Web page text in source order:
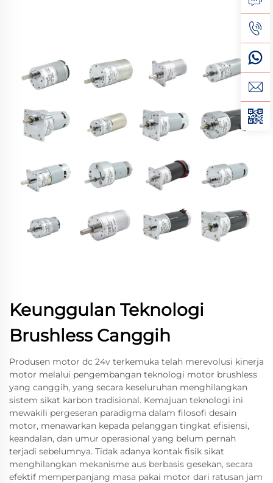
Keunggulan Teknologi
Brushless Canggih
Produsen motor dc 24v terkemuka telah merevolusi kinerja
motor melalui pengembangan teknologi motor brushless
yang canggih, yang secara keseluruhan menghilangkan
sistem sikat karbon tradisional. Kemajuan teknologi ini
mewakili pergeseran paradigma dalam filosofi desain
motor, menawarkan kepada pelanggan tingkat efisiensi,
keandalan, dan umur operasional yang belum pernah
terjadi sebelumnya. Tidak adanya kontak fisik sikat
menghilangkan mekanisme aus berbasis gesekan, secara
efektif memperpanjang masa pakai motor dari ratusan jam